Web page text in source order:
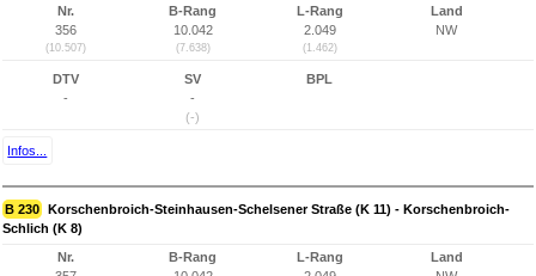
Nr.
356
(10.507)
B-Rang
10.042
(7.638)
L-Rang
2.049
(1.462)
Land
NW
DTV
-
SV
-
(-)
BPL
Infos...
B 230 Korschenbroich-Steinhausen-Schelsener Straße (K 11) - Korschenbroich-
Schlich (K 8)
Nr.
B-Rang
L-Rang
Land